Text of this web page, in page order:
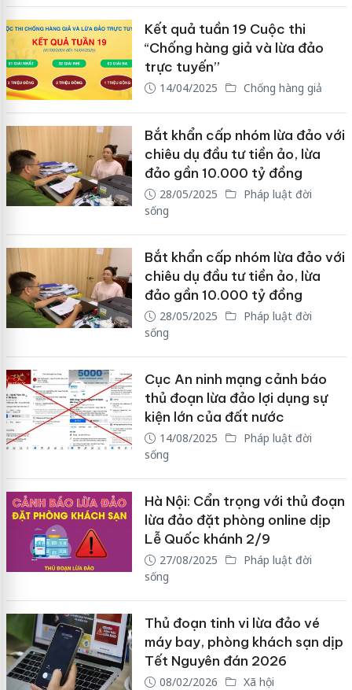
Kết quả tuần 19 Cuộc thi
“Chống hàng giả và lừa đảo
trực tuyến”
14/04/2025 Chống hàng giả
Bắt khẩn cấp nhóm lừa đảo với
chiêu dụ đầu tư tiền ảo, lừa
đảo gần 10.000 tỷ đồng
28/05/2025
Pháp luật đời
sống
Bắt khẩn cấp nhóm lừa đảo với
chiêu dụ đầu tư tiền ảo, lừa
đảo gần 10.000 tỷ đồng
28/05/2025
Pháp luật đời
sống
Cục An ninh mạng cảnh báo
thủ đoạn lừa đảo lợi dụng sự
kiện lớn của đất nước
14/08/2025
Pháp luật đời
sống
Hà Nội: Cẩn trọng với thủ đoạn
lừa đảo đặt phòng online dịp
Lễ Quốc khánh 2/9
27/08/2025
Pháp luật đời
sống
Thủ đoạn tinh vi lừa đảo vé
máy bay, phòng khách sạn dịp
Tết Nguyên đán 2026
08/02/2026 Xã hội